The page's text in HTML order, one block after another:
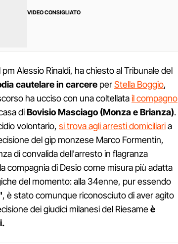
VIDEO CONSIGLIATO
Alessio Rinaldi, ha chiesto al Tribunale del
cautelare in carcere perStella Boggio,
ha ucciso con una coltellatail compagno
diBovisio Masciago (Monza e Brianza).
volontario, si trova agli arresti domiciliaria
del gip monzese Marco Formentin,
di convalida dell'arresto in flagranza
compagnia di Desio come misura più adatta
del momento: alla 34enne, pur essendo
, è stato comunque riconosciuto di aver agito
dei giudici milanesi del Riesameè